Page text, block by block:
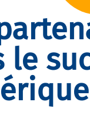
le